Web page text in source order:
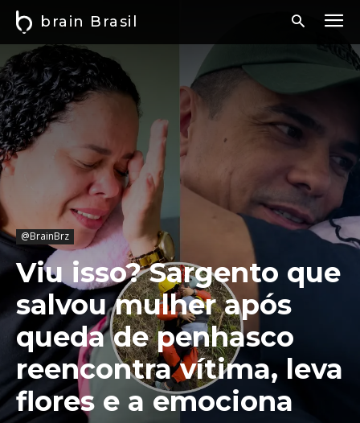
brain Brasil
@BrainBrz
Viu isso? Sargento que
salvou mulher após
queda de penhasco
reencontra vítima, leva
flores e a emociona